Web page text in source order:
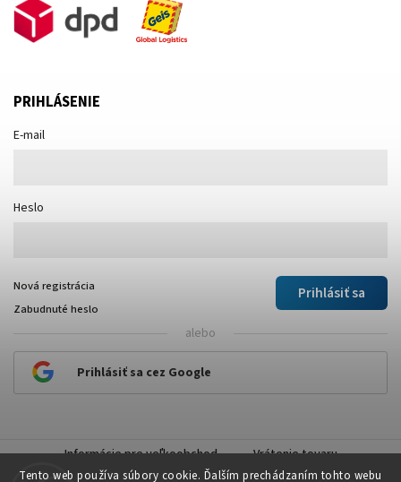
Tento web používa súbory cookie. Ďalším prechádzaním tohto webu
PRIHLÁSENIE
E-mail
Heslo
Prihlásiť sa
Nová registrácia
Zabudnuté heslo
alebo
Prihlásiť sa cez Google
Informácie pre veľkoobchod Vrátenie tovaru